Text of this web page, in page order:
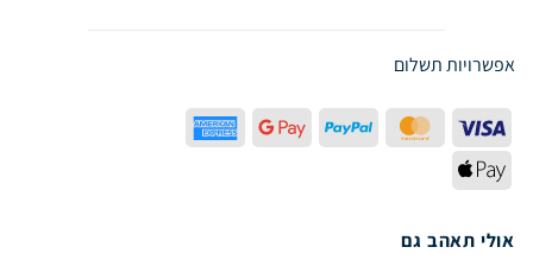
אפשרויות תשלום
Visa
MasterCard
PayPal
Google
Pay
Express
Apple
Pay
אולי תאהב גם